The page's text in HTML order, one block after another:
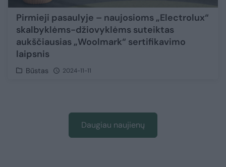
Pirmieji pasaulyje – naujosioms „Electrolux“
skalbyklėms-džiovyklėms suteiktas
aukščiausias „Woolmark“ sertifikavimo
laipsnis
Būstas 2024-11-11
Daugiau naujienų